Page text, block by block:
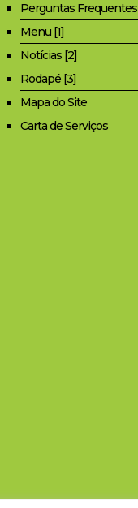
Perguntas Frequentes
Menu [1]
Notícias [2]
Rodapé [3]
Mapa do Site
Carta de Serviços